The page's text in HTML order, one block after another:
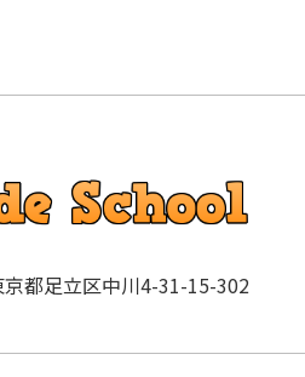
o
k
都足立区中川4-31-15-302